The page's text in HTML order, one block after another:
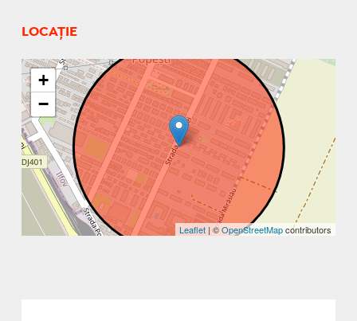
LOCAȚIE
+
−
Leaflet | ©OpenStreetMapcontributors